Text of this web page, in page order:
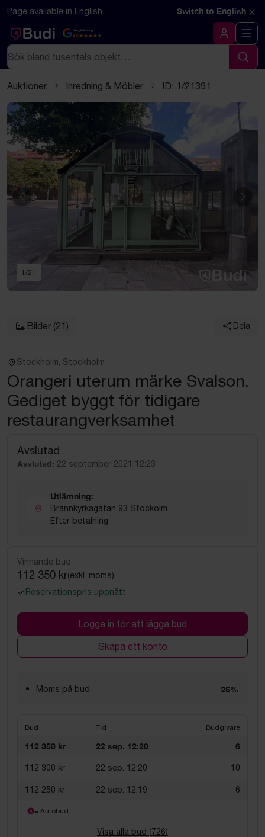
Hoppa till innehåll
Textbaserad (markdown) version av denna sida
Page available in English Switch to English ×
Google Rating
4.5
Logga in
Sök
Sök
Auktioner Inredning & Möbler ID: 1/21391
Föregående
1 /21
Bilder (21) Dela
Stockholm, Stockholm
Orangeri uterum märke Svalson.
Gediget byggt för tidigare
restaurangverksamhet
Avslutad
Avslutad: 22 september 2021 12:23
Utlämning:
Brännkyrkagatan 93 Stockolm
Efter betalning
Vinnande bud
112 350 kr(exkl. moms)
Reservationspris uppnått
Logga in för att lägga bud
Skapa ett konto
Moms på bud 25%
Bud Tid Budgivare
112 350 kr 22 sep. 12:20 6
112 300 kr 22 sep. 12:20 10
112 250 kr 22 sep. 12:19 6
= Autobud
Visa alla bud (726)